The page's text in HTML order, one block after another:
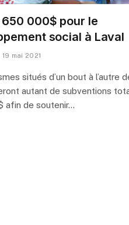
650 000$ pour le
social à Laval
19 mai 2021
situés d’un bout à l’autre
autant de subventions
afin de soutenir…